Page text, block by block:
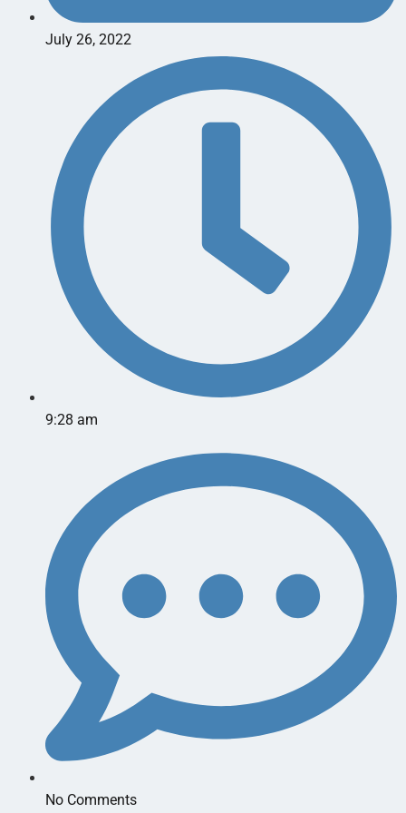
July 26, 2022
9:28 am
No Comments